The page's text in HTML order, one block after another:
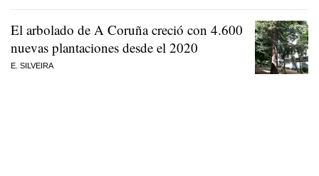
El arbolado de A Coruña creció con 4.600
nuevas plantaciones desde el 2020
E. SILVEIRA